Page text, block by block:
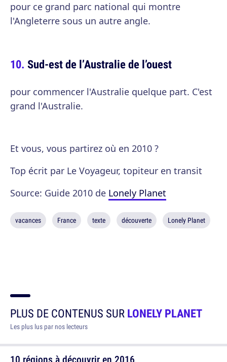
pour ce grand parc national qui montre
l'Angleterre sous un autre angle.
Sud-est de l’Australie de l’ouest
pour commencer l'Australie quelque part. C'est
grand l'Australie.
Et vous, vous partirez où en 2010 ?
Top écrit par Le Voyageur, topiteur en transit
Source: Guide 2010 de Lonely Planet
vacances France texte découverte Lonely Planet
PLUS DE CONTENUS SURLONELY PLANET
Les plus lus par nos lecteurs
10 régions à découvrir en 2016